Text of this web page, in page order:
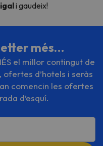
i gaudeix!
més…
el millor contingut de
ofertes d’hotels i seràs
comencin les ofertes
d’esquí.